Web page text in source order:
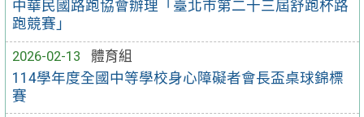
中華民國路跑協會辦理「臺北市第二十三屆舒跑杯路
跑競賽」
2026-02-13
體育組
114學年度全國中等學校身心障礙者會長盃桌球錦標
賽